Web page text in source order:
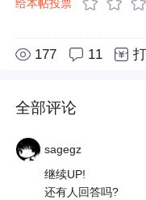
给本帖投票
177 11
全部评论
sagegz
继续UP!
还有人回答吗?